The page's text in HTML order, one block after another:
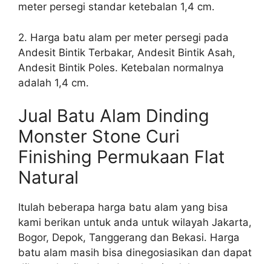
meter persegi standar ketebalan 1,4 cm.
2. Harga batu alam per meter persegi pada
Andesit Bintik Terbakar, Andesit Bintik Asah,
Andesit Bintik Poles. Ketebalan normalnya
adalah 1,4 cm.
Jual Batu Alam Dinding
Monster Stone Curi
Finishing Permukaan Flat
Natural
Itulah beberapa harga batu alam yang bisa
kami berikan untuk anda untuk wilayah Jakarta,
Bogor, Depok, Tanggerang dan Bekasi. Harga
batu alam masih bisa dinegosiasikan dan dapat